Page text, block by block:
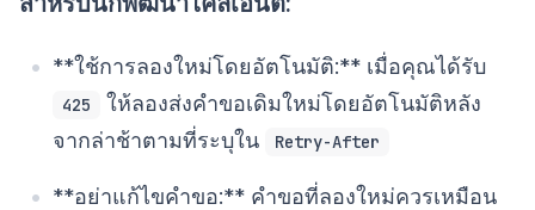
**ใช้การลองใหม่โดยอัตโนมัติ:** เมื่อคุณได้รับ
425
ให้ลองส่งคำขอเดิมใหม่โดยอัตโนมัติหลัง
จากล่าช้าตามที่ระบุใน
Retry-After
**อย่าแก้ไขคำขอ:** คำขอที่ลองใหม่ควรเหมือน